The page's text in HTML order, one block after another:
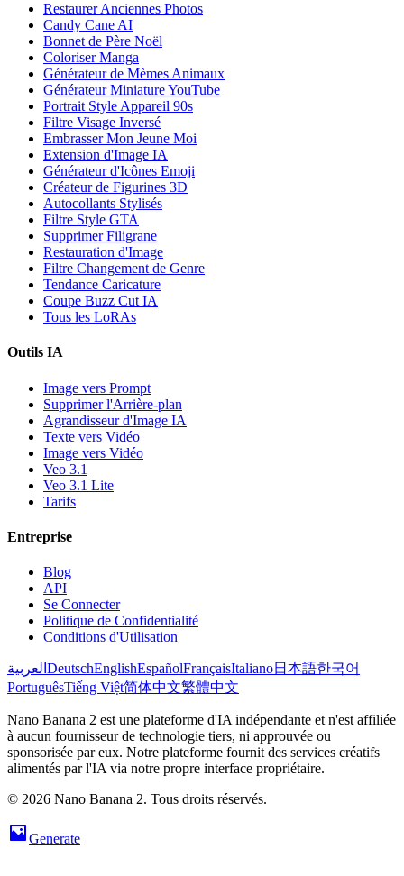
Restaurer Anciennes Photos
Candy Cane AI
Bonnet de Père Noël
Coloriser Manga
Générateur de Mèmes Animaux
Générateur Miniature YouTube
Portrait Style Appareil 90s
Filtre Visage Inversé
Embrasser Mon Jeune Moi
Extension d'Image IA
Générateur d'Icônes Emoji
Créateur de Figurines 3D
Autocollants Stylisés
Filtre Style GTA
Supprimer Filigrane
Restauration d'Image
Filtre Changement de Genre
Tendance Caricature
Coupe Buzz Cut IA
Tous les LoRAs
Outils IA
Image vers Prompt
Supprimer l'Arrière-plan
Agrandisseur d'Image IA
Texte vers Vidéo
Image vers Vidéo
Veo 3.1
Veo 3.1 Lite
Tarifs
Entreprise
Blog
API
Se Connecter
Politique de Confidentialité
Conditions d'Utilisation
العربية DeutschEnglishEspañolFrançaisItaliano日本語한국어
PortuguêsTiếng Việt简体中文繁體中文
Nano Banana 2 est une plateforme d'IA indépendante et n'est affiliée
à aucun fournisseur de technologie tiers, ni approuvée ou
sponsorisée par eux. Notre plateforme fournit des services créatifs
alimentés par l'IA via notre propre interface propriétaire.
© 2026 Nano Banana 2. Tous droits réservés.
Generate